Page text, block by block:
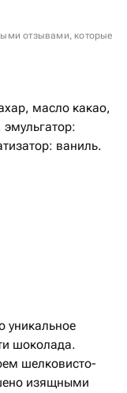
отзывами, которые
масло какао,
эмульгатор:
ваниль.
уникальное
шоколада.
шелковисто-
изящными